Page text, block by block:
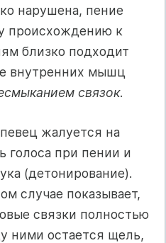
нарушена, пение
происхождению к
близко подходит
внутренних мышц
связок.
жалуется на
голоса при пении и
(детонирование).
случае показывает,
связки полностью
ними остается щель,